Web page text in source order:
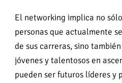
El networking implica no
personas que actualmente
de sus carreras, sino
jóvenes y talentosos en
pueden ser futuros líderes y